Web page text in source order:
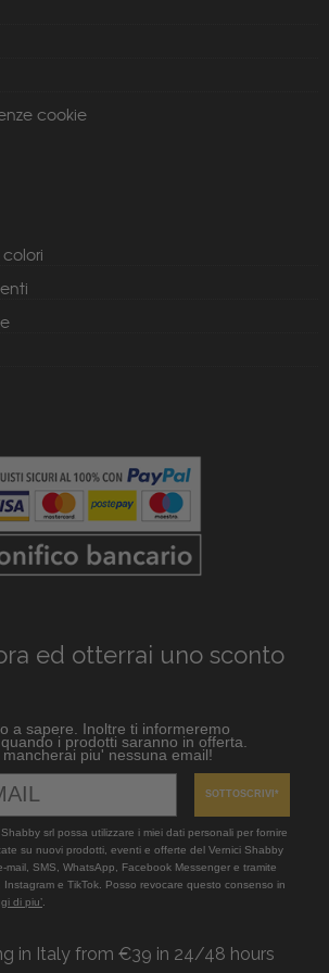
cookie
ed otterrai uno sconto
a sapere. Inoltre ti informeremo
i prodotti saranno in offerta.
piu' nessuna email!
SOTTOSCRIVI*
srl possa utilizzare i miei dati personali per fornire
su nuovi prodotti, eventi e offerte del Vernici Shabby
mail, SMS, WhatsApp, Facebook Messenger e tramite
e TikTok. Posso revocare questo consenso in
di piu’
in Italy from €39 in 24/48 hours